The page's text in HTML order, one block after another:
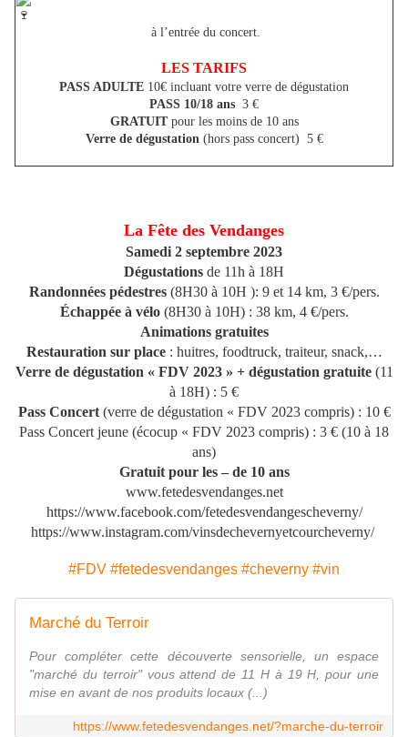
à l’entrée du concert.
LES TARIFS
PASS ADULTE 10€ incluant votre verre de dégustation
PASS 10/18 ans 3 €
GRATUITpour les moins de 10 ans
Verre de dégustation (hors pass concert) 5 €
La Fête des Vendanges
Samedi 2 septembre 2023
Dégustations de 11h à 18H
Randonnées pédestres (8H30 à 10H ): 9 et 14 km, 3 €/pers.
Échappée à vélo (8H30 à 10H) : 38 km, 4 €/pers.
Animations gratuites
Restauration sur place : huitres, foodtruck, traiteur, snack,…
Verre de dégustation « FDV 2023 » + dégustation gratuite(11
à 18H) : 5 €
Pass Concert (verre de dégustation « FDV 2023 compris) : 10 €
Pass Concert jeune (écocup « FDV 2023 compris) : 3 € (10 à 18
ans)
Gratuit pour les – de 10 ans
www.fetedesvendanges.net
https://www.facebook.com/fetedesvendangescheverny/
https://www.instagram.com/vinsdechevernyetcourcheverny/
#FDV #fetedesvendanges #cheverny #vin
Marché du Terroir
Pour compléter cette découverte sensorielle, un espace
"marché du terroir" vous attend de 11 H à 19 H, pour une
mise en avant de nos produits locaux (...)
https://www.fetedesvendanges.net/?marche-du-terroir